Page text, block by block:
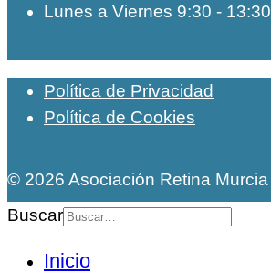
Lunes a Viernes 9:30 - 13:30
Política de Privacidad
Política de Cookies
© 2026 Asociación Retina Murcia
Buscar
Inicio